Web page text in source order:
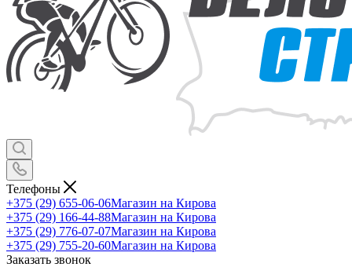
Телефоны
+375 (29) 655-06-06Магазин на Кирова
+375 (29) 166-44-88Магазин на Кирова
+375 (29) 776-07-07Магазин на Кирова
+375 (29) 755-20-60Магазин на Кирова
Заказать звонок